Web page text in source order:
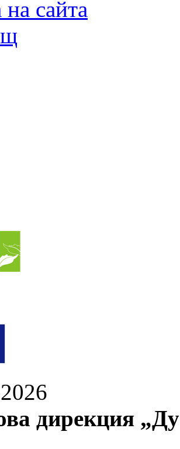
на сайта
дирекция